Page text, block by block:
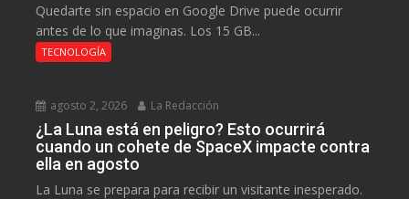
Quedarte sin espacio en Google Drive puede ocurrir
antes de lo que imaginas. Los 15 GB...
TECNOLOGÍA
agosto 2, 2026 La Redacción
¿La Luna está en peligro? Esto ocurrirá
cuando un cohete de SpaceX impacte contra
ella en agosto
La Luna se prepara para recibir un visitante inesperado.